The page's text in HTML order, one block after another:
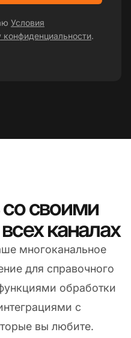
Условия
конфиденциальности.
своими
каналах
многоканальное
для справочного
обработки
с
вы любите.